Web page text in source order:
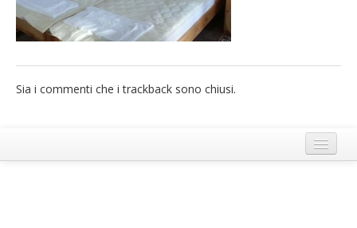
English
Spanish
Sia i commenti che i trackback sono chiusi.